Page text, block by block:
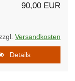
90,00 EUR
Versandkosten
Details